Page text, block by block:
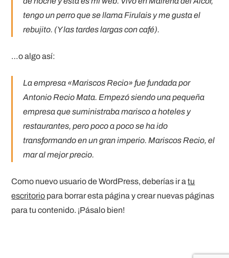
tengo un perro que se llama Firulais y me gusta el
rebujito. (Y las tardes largas con café).
…o algo así:
La empresa «Mariscos Recio» fue fundada por
Antonio Recio Mata. Empezó siendo una pequeña
empresa que suministraba marisco a hoteles y
restaurantes, pero poco a poco se ha ido
transformando en un gran imperio. Mariscos Recio, el
mar al mejor precio.
Como nuevo usuario de WordPress, deberías ir atu
escritorio para borrar esta página y crear nuevas páginas
para tu contenido. ¡Pásalo bien!